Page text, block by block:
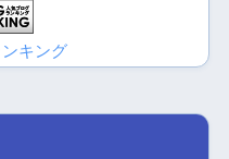
キング